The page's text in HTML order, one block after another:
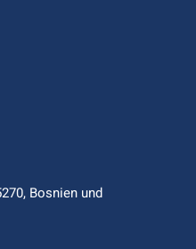
Bosnien und